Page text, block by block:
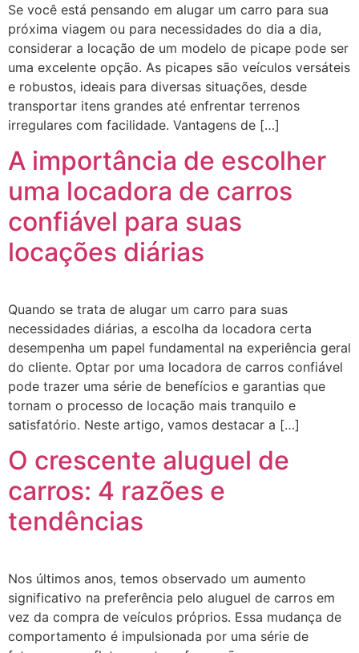
Se você está pensando em alugar um carro para sua
próxima viagem ou para necessidades do dia a dia,
considerar a locação de um modelo de picape pode ser
uma excelente opção. As picapes são veículos versáteis
e robustos, ideais para diversas situações, desde
transportar itens grandes até enfrentar terrenos
irregulares com facilidade. Vantagens de […]
A importância de escolher
uma locadora de carros
confiável para suas
locações diárias
Quando se trata de alugar um carro para suas
necessidades diárias, a escolha da locadora certa
desempenha um papel fundamental na experiência geral
do cliente. Optar por uma locadora de carros confiável
pode trazer uma série de benefícios e garantias que
tornam o processo de locação mais tranquilo e
satisfatório. Neste artigo, vamos destacar a […]
O crescente aluguel de
carros: 4 razões e
tendências
Nos últimos anos, temos observado um aumento
significativo na preferência pelo aluguel de carros em
vez da compra de veículos próprios. Essa mudança de
comportamento é impulsionada por uma série de